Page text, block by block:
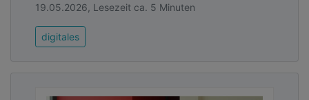
19.05.2026, Lesezeit ca. 5 Minuten
digitales